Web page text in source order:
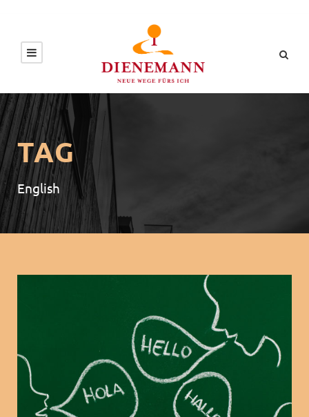
TAG
English